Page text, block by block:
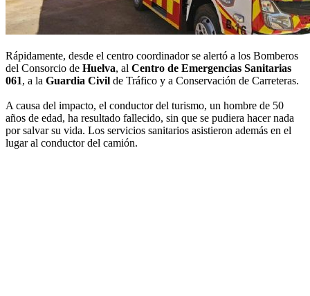
Rápidamente, desde el centro coordinador se alertó a los Bomberos
del Consorcio de Huelva, al Centro de Emergencias Sanitarias
061, a la Guardia Civil de Tráfico y a Conservación de Carreteras.
A causa del impacto, el conductor del turismo, un hombre de 50
años de edad, ha resultado fallecido, sin que se pudiera hacer nada
por salvar su vida. Los servicios sanitarios asistieron además en el
lugar al conductor del camión.